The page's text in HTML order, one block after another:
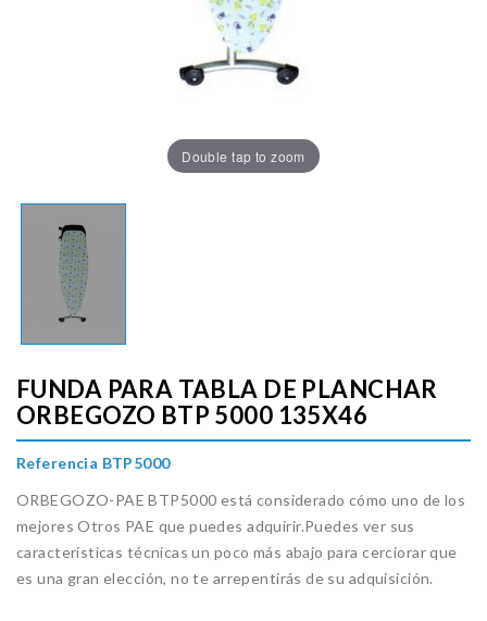
Double tap to zoom
FUNDA PARA TABLA DE PLANCHAR
ORBEGOZO BTP 5000 135X46
Referencia BTP5000
ORBEGOZO-PAE BTP5000 está considerado cómo uno de los
mejores Otros PAE que puedes adquirir.Puedes ver sus
características técnicas un poco más abajo para cerciorar que
es una gran elección, no te arrepentirás de su adquisición.